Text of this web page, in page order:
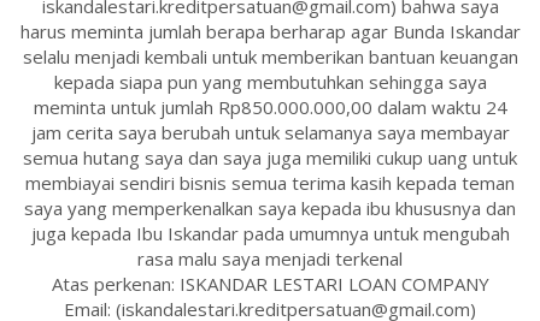
iskandalestari.kreditpersatuan@gmail.com) bahwa saya
harus meminta jumlah berapa berharap agar Bunda Iskandar
selalu menjadi kembali untuk memberikan bantuan keuangan
kepada siapa pun yang membutuhkan sehingga saya
meminta untuk jumlah Rp850.000.000,00 dalam waktu 24
jam cerita saya berubah untuk selamanya saya membayar
semua hutang saya dan saya juga memiliki cukup uang untuk
membiayai sendiri bisnis semua terima kasih kepada teman
saya yang memperkenalkan saya kepada ibu khususnya dan
juga kepada Ibu Iskandar pada umumnya untuk mengubah
rasa malu saya menjadi terkenal
Atas perkenan: ISKANDAR LESTARI LOAN COMPANY
Email: (iskandalestari.kreditpersatuan@gmail.com)